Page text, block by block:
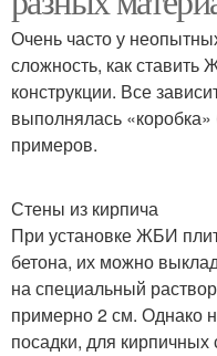
Очень часто у
сложность, как
конструкции. Все
выполнялась
примеров.
Стены из кирпича
При установке ЖБИ
бетона, их можно
на специальный
примерно 2 см. Однако
посадки, для кирпичных